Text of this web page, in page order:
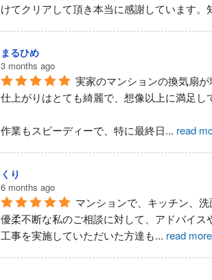
けてクリアして頂き本当に感謝しています
まるひめ
3 months ago
実家のマンションの換気扇
仕上がりはとても綺麗で、想像以上に満足し
作業もスピーディーで、特に最終日... read
くり
6 months ago
マンションで、キッチン、
優柔不断な私のご相談に対して、アドバイス
工事を実施していただいた方達も... read more